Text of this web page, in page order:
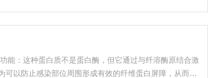
能：这种蛋白质不是蛋白酶，但它通过与纤溶酶原结合激
以防止感染部位周围形成有效的纤维蛋白屏障，从而促